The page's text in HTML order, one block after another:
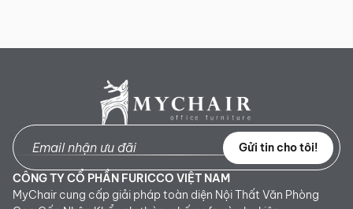
Gửi tin cho tôi!
CÔNG TY CỔ PHẦN FURICCO VIỆT NAM
MyChair cung cấp giải pháp toàn diện Nội Thất Văn Phòng